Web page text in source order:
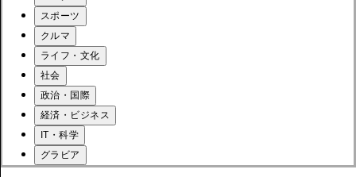
スポーツ
クルマ
ライフ・文化
社会
政治・国際
経済・ビジネス
IT・科学
グラビア